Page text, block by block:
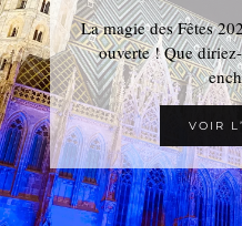
La magie des Fêtes
ouverte ! Que
VOIR